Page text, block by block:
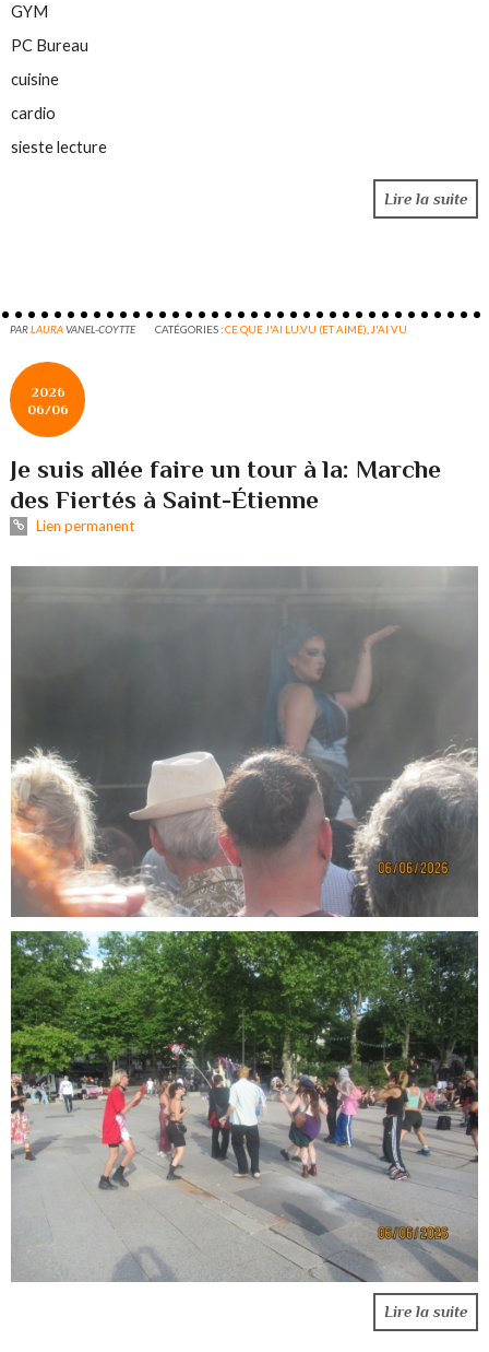
GYM
PC Bureau
cuisine
cardio
sieste lecture
Lire la suite
PARLAURAVANEL-COYTTE CATÉGORIES :CE QUE J'AI LU,VU (ET AIMÉ) J'AI VU
2026
06/06
Je suis allée faire un tour à la: Marche
des Fiertés à Saint-Étienne
Lien permanent
Lire la suite